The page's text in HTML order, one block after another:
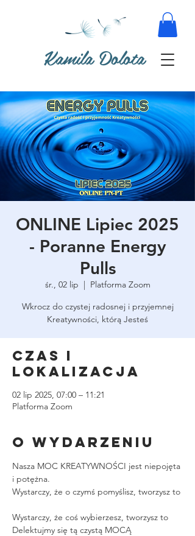
Kamila Dolota
ONLINE Lipiec 2025
- Poranne Energy
Pulls
śr., 02 lip
  |
Platforma Zoom
Wkrocz do czystej radosnej i przyjemnej
Kreatywności, którą Jesteś
Czas i
lokalizacja
02 lip 2025, 07:00 – 11:21
Platforma Zoom
O wydarzeniu
Nasza MOC KREATYWNOŚCI jest niepojęta
i potężna.
Wystarczy, że o czymś pomyślisz, tworzysz to
Wystarczy, że coś wybierzesz, tworzysz to
Delektujmy się tą czystą MOCĄ